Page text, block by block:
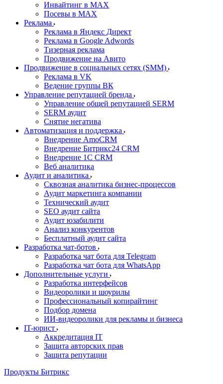
Инвайтинг в MAX
Посевы в MAX
Реклама
Реклама в Яндекс Директ
Реклама в Google Adwords
Тизерная реклама
Продвижение на Авито
Продвижение в социальных сетях (SMM)
Реклама в VK
Ведение группы ВК
Управление репутацией бренда
Управление общей репутацией SERM
SERM аудит
Снятие негатива
Автоматизация и поддержка
Внедрение AmoCRM
Внедрение Битрикс24 CRM
Внедрение 1C CRM
Веб аналитика
Аудит и аналитика
Сквозная аналитика бизнес-процессов
Аудит маркетинга компании
Технический аудит
SEO аудит сайта
Аудит юзабилити
Анализ конкурентов
Бесплатный аудит сайта
Разработка чат-ботов
Разработка чат бота для Telegram
Разработка чат бота для WhatsApp
Дополнительные услуги
Разработка интерфейсов
Видеоролики и шоурилы
Профессиональный копирайтинг
Подбор домена
ИИ-видеоролики для рекламы и бизнеса
IT-юрист
Аккредитация IT
Защита авторских прав
Защита репутации
Продукты Битрикс